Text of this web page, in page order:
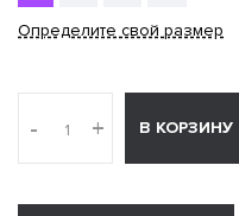
Определите свой размер
- + В КОРЗИНУ